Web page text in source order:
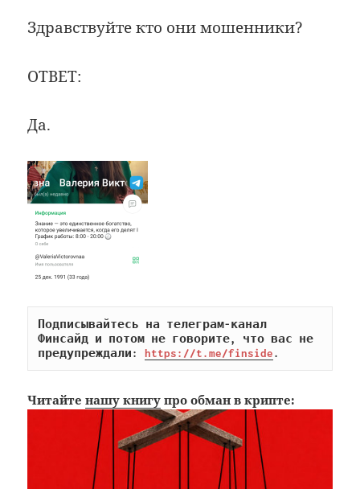
Здравствуйте кто они мошенники?
ОТВЕТ:
Да.
Подписывайтесь на телеграм-канал
Финсайд и потом не говорите, что вас не
предупреждали: https://t.me/finside.
Читайтенашу книгу про обман в крипте: